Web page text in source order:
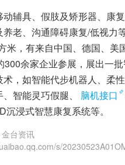
辅具、假肢及矫形器、康
老、沟通障碍康复/低视力
米，有来自中国、德国、美
300余家企业参展，展出一
，如智能代步机器人、柔
智能灵巧假腿、
脑机接口
浸式智慧康复系统等。
台资讯
s/